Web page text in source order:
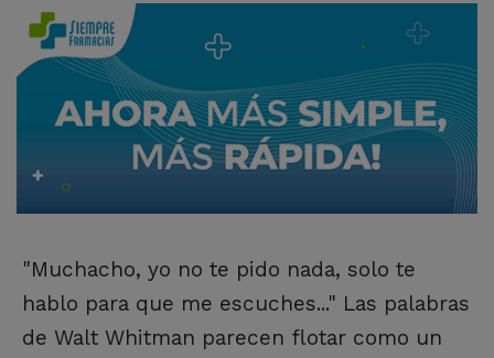
"Muchacho, yo no te pido nada, solo te
hablo para que me escuches..." Las palabras
de Walt Whitman parecen flotar como un